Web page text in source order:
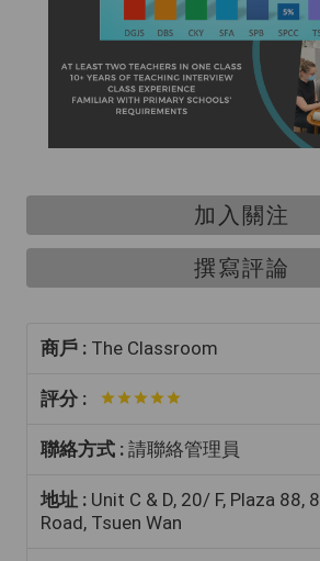
加入關注
撰寫評論
商戶 : The Classroom
評分 :
聯絡方式 : 請聯絡管理員
地址 : Unit C & D, 20/ F, Plaza 88,
Road, Tsuen Wan